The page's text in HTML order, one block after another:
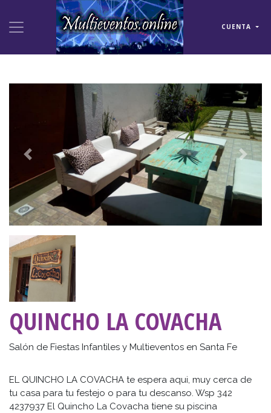
CUENTA
Previous Next
QUINCHO LA COVACHA
Salón de Fiestas Infantiles y Multieventos en Santa Fe
EL QUINCHO LA COVACHA te espera aqui, muy cerca de
tu casa para tu festejo o para tu descanso. Wsp 342
4237937 El Quincho La Covacha tiene su piscina